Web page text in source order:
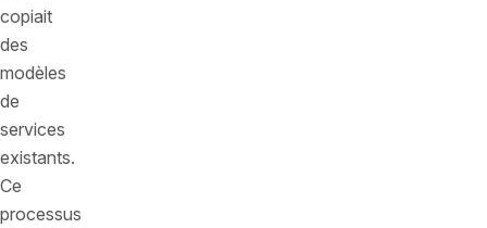
copiait
des
modèles
de
services
existants.
Ce
processus